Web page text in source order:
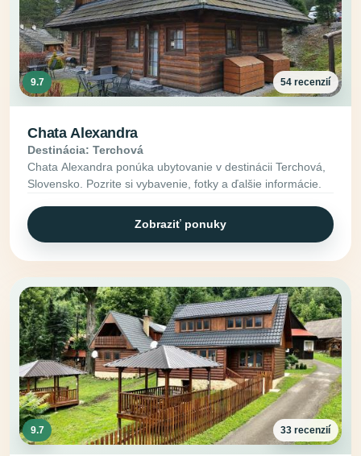
9.7 54 recenzií
Chata Alexandra
Destinácia: Terchová
Chata Alexandra ponúka ubytovanie v destinácii Terchová,
Slovensko. Pozrite si vybavenie, fotky a ďalšie informácie.
Zobraziť ponuky
9.7 33 recenzií